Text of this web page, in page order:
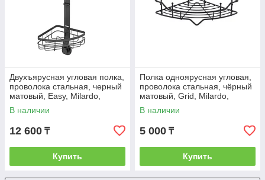
Двухъярусная угловая полка,
проволока стальная, черный
матовый, Easy, Milardo,
EASCWS2M44
В наличии
12 600 ₸
Купить
Полка одноярусная угловая,
проволока стальная, чёрный
матовый, Grid, Milardo,
GRICC1BM44
В наличии
5 000 ₸
Купить